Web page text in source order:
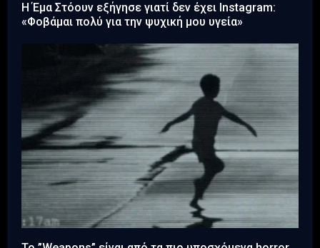
Η Έμα Στόουν εξήγησε γιατί δεν έχει Instagram:
«Φοβάμαι πολύ για την ψυχική μου υγεία»